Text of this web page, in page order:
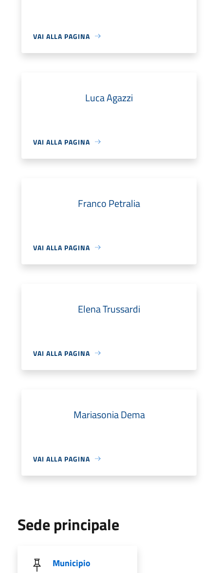
VAI ALLA PAGINA
Luca Agazzi
VAI ALLA PAGINA
Franco Petralia
VAI ALLA PAGINA
Elena Trussardi
VAI ALLA PAGINA
Mariasonia Dema
VAI ALLA PAGINA
Sede principale
Municipio